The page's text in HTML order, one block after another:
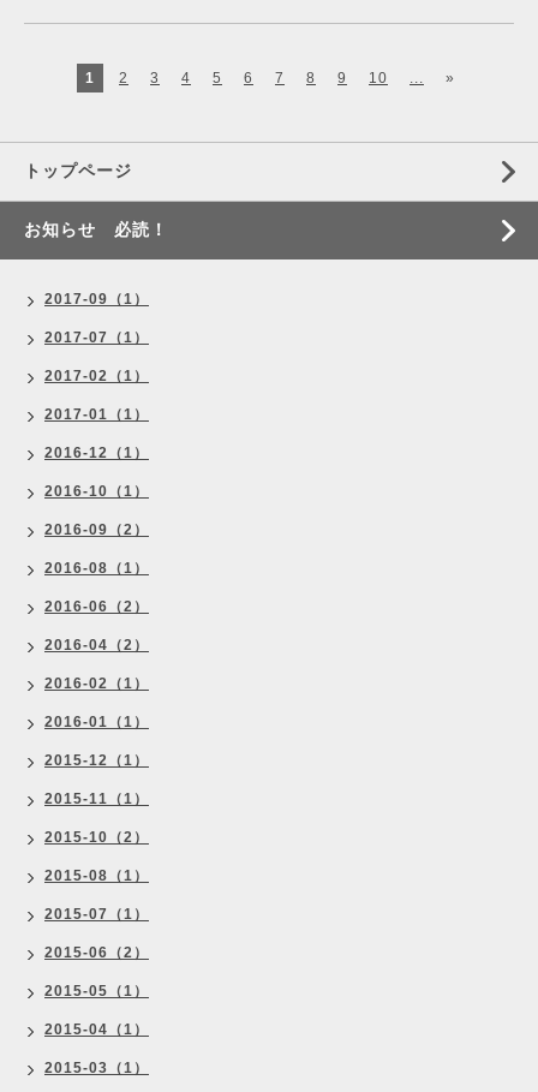
1 2 3 4 5 6 7 8 9 10 ... »
トップページ
お知らせ 必読！
2017-09（1）
2017-07（1）
2017-02（1）
2017-01（1）
2016-12（1）
2016-10（1）
2016-09（2）
2016-08（1）
2016-06（2）
2016-04（2）
2016-02（1）
2016-01（1）
2015-12（1）
2015-11（1）
2015-10（2）
2015-08（1）
2015-07（1）
2015-06（2）
2015-05（1）
2015-04（1）
2015-03（1）